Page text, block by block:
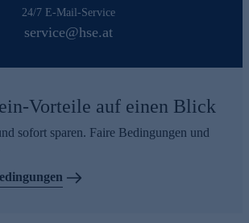
24/7 E-Mail-Service
service@hse.at
Vorteile auf einen Blick
sofort sparen. Faire Bedingungen und